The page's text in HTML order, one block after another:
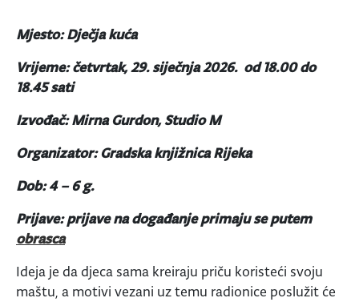
Mjesto: Dječja kuća
Vrijeme: četvrtak, 29. siječnja 2026. od 18.00 do
18.45 sati
Izvođač: Mirna Gurdon, Studio M
Organizator: Gradska knjižnica Rijeka
Dob: 4 – 6 g.
Prijave: prijave na događanje primaju se putem
obrasca
Ideja je da djeca sama kreiraju priču koristeći svoju
maštu, a motivi vezani uz temu radionice poslužit će